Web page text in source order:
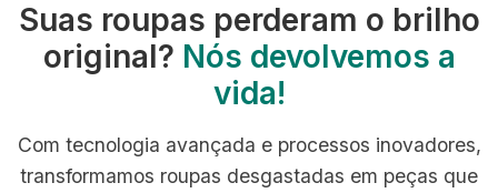
Suas roupas perderam o brilho
original? Nós devolvemos a
vida!
Com tecnologia avançada e processos inovadores,
transformamos roupas desgastadas em peças que